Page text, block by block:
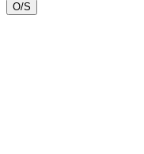
O/S